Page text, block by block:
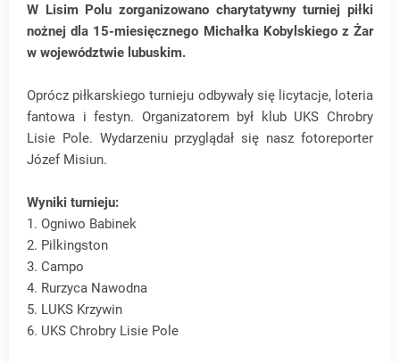
W Lisim Polu zorganizowano charytatywny turniej piłki
nożnej dla 15-miesięcznego Michałka Kobylskiego z Żar
w województwie lubuskim.
Oprócz piłkarskiego turnieju odbywały się licytacje, loteria
fantowa i festyn. Organizatorem był klub UKS Chrobry
Lisie Pole. Wydarzeniu przyglądał się nasz fotoreporter
Józef Misiun.
Wyniki turnieju:
1. Ogniwo Babinek
2. Pilkingston
3. Campo
4. Rurzyca Nawodna
5. LUKS Krzywin
6. UKS Chrobry Lisie Pole